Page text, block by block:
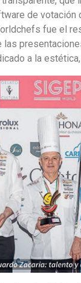
de votación
fue el
a la